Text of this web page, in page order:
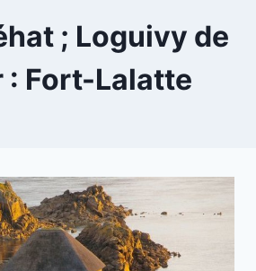
; Loguivy de
: Fort-Lalatte